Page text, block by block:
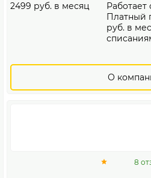
2499 руб. в месяц
Работает
Платный
руб. в
О
8